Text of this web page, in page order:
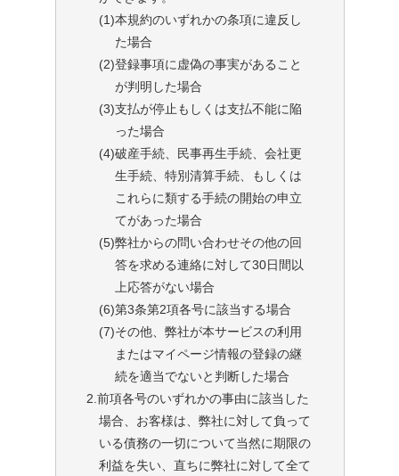
(1)本規約のいずれかの条項に違反し
た場合
(2)登録事項に虚偽の事実があること
が判明した場合
(3)支払が停止もしくは支払不能に陥
った場合
(4)破産手続、民事再生手続、会社更
生手続、特別清算手続、もしくは
これらに類する手続の開始の申立
てがあった場合
(5)弊社からの問い合わせその他の回
答を求める連絡に対して30日間以
上応答がない場合
(6)第3条第2項各号に該当する場合
(7)その他、弊社が本サービスの利用
またはマイページ情報の登録の継
続を適当でないと判断した場合
2.前項各号のいずれかの事由に該当した
場合、お客様は、弊社に対して負って
いる債務の一切について当然に期限の
利益を失い、直ちに弊社に対して全て